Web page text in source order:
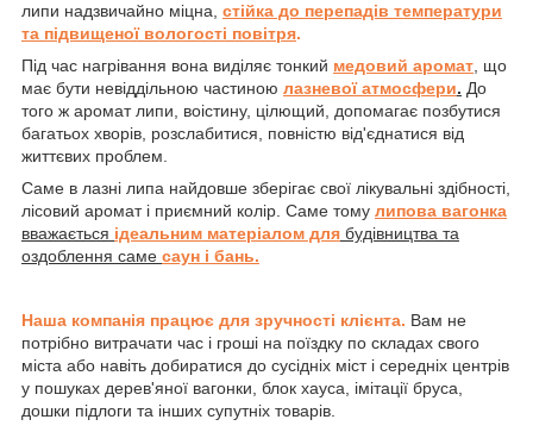
липи надзвичайно міцна, стійка до перепадів температури
та підвищеної вологості повітря.
Під час нагрівання вона виділяє тонкий медовий аромат, що
має бути невіддільною частиною лазневої атмосфери. До
того ж аромат липи, воістину, цілющий, допомагає позбутися
багатьох хворів, розслабитися, повністю від'єднатися від
життєвих проблем.
Саме в лазні липа найдовше зберігає свої лікувальні здібності,
лісовий аромат і приємний колір. Саме тому липова вагонка
вважається ідеальним матеріалом для будівництва та
оздоблення саме саун і бань.
Наша компанія працює для зручності клієнта. Вам не
потрібно витрачати час і гроші на поїздку по складах свого
міста або навіть добиратися до сусідніх міст і середніх центрів
у пошуках дерев'яної вагонки, блок хауса, імітації бруса,
дошки підлоги та інших супутніх товарів.